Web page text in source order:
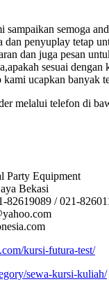
sampaikan semoga
penyuplay tetap
dan juga pesan
sesuai dengan
kami ucapkan banyak
melalui telefon di
Party Equipment
Bekasi
82619089 / 021-
kursi-futura-test/
sewa-kursi-kuliah/